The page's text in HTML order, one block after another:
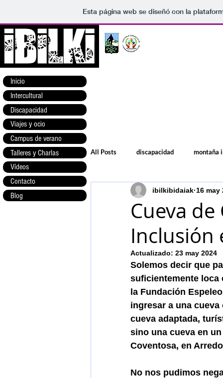
Esta página web se diseñó con la
All Posts discapacidad montaña
Cueva
Inclusión
ibilkibidaiak 16 may
Actualizado: 23 may 2024
Solemos decir que
suficientemente loca
la Fundación
ingresar a una
cueva adaptada,
sino una cueva en
Coventosa, en
No nos pudimos
Inicio
Intercultural
Discapacidad
Viajes y ocio
Campus de verano
Talleres y Charlas
Vídeos
Contacto
Blog